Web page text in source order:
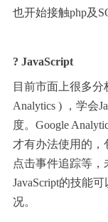
也开始接触php及
? JavaScript
目前市面上很多分
Analytics ) ，学会
度。Google
才有办法使用的，
点击事件追踪等，
JavaScript的技能
况。